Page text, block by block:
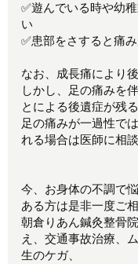
✅遊んでいる時や幼
い
✅患部をさすると痛
なお、成長痛により
しかし、足の痛みを
とによる後遺症が残
足の痛みが一過性で
れる場合は医師に相
今、お身体の不調で
ある方は是非一度ご
朝倉りあん鍼灸整骨
え、交通事故治療、
生のケガ、